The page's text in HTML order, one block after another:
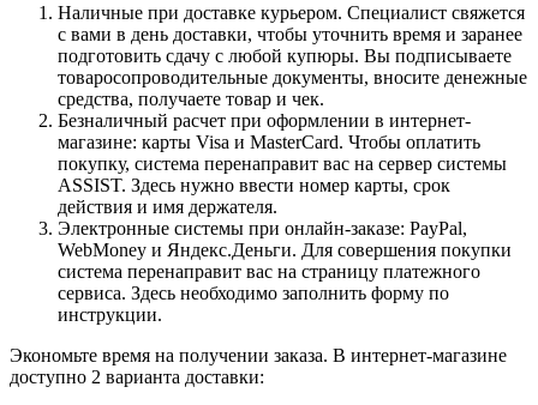
Наличные при доставке курьером. Специалист свяжется
с вами в день доставки, чтобы уточнить время и заранее
подготовить сдачу с любой купюры. Вы подписываете
товаросопроводительные документы, вносите денежные
средства, получаете товар и чек.
Безналичный расчет при оформлении в интернет-
магазине: карты Visa и MasterCard. Чтобы оплатить
покупку, система перенаправит вас на сервер системы
ASSIST. Здесь нужно ввести номер карты, срок
действия и имя держателя.
Электронные системы при онлайн-заказе: PayPal,
WebMoney и Яндекс.Деньги. Для совершения покупки
система перенаправит вас на страницу платежного
сервиса. Здесь необходимо заполнить форму по
инструкции.
Экономьте время на получении заказа. В интернет-магазине
доступно 2 варианта доставки: